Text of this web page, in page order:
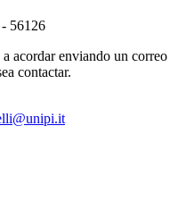
56126
acordar enviando un correo
contactar.